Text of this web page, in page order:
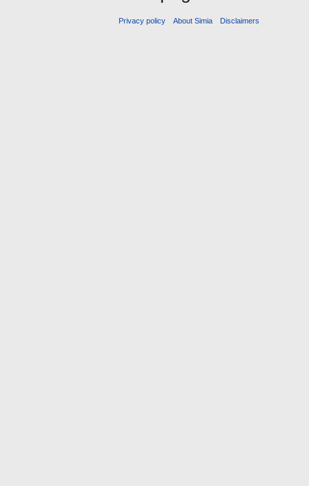
Privacy policy About Simia Disclaimers